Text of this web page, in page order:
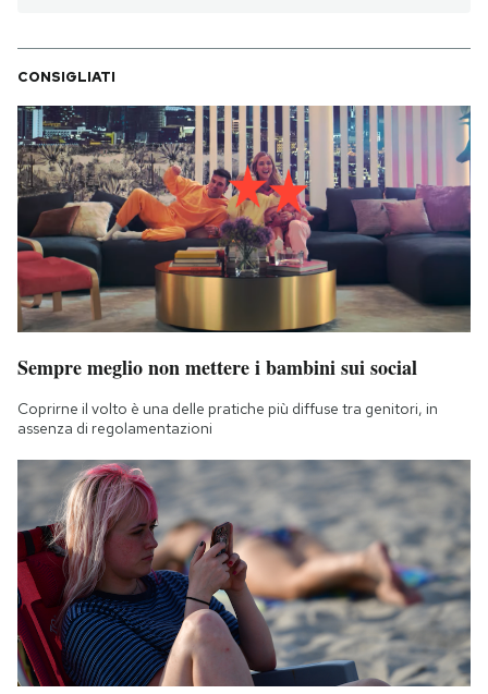
CONSIGLIATI
Sempre meglio non mettere i bambini sui social
Coprirne il volto è una delle pratiche più diffuse tra genitori, in
assenza di regolamentazioni